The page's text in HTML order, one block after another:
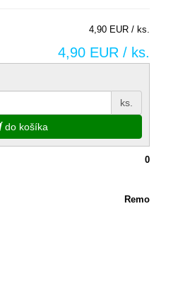
4,90 EUR / ks.
4,90 EUR / ks.
ks.
do košíka
0
Remo